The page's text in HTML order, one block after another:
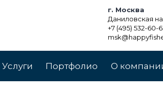
г. Москва
Даниловская
+7 (495) 532-60-
Услуги Портфолио О